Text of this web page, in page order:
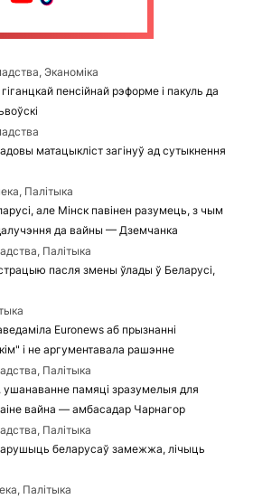
Эканоміка
пенсійнай рэформе і пакуль да
матацыкліст загінуў ад сутыкнення
Палітыка
але Мінск павінен разумець, з чым
да вайны — Дземчанка
Палітыка
пасля змены ўлады ў Беларусі,
Euronews аб прызнанні
і не аргументавала рашэнне
Палітыка
ушанаванне памяці зразумелыя для
вайна — амбасадар Чарнагор
Палітыка
беларусаў замежжа, лічыць
Палітыка